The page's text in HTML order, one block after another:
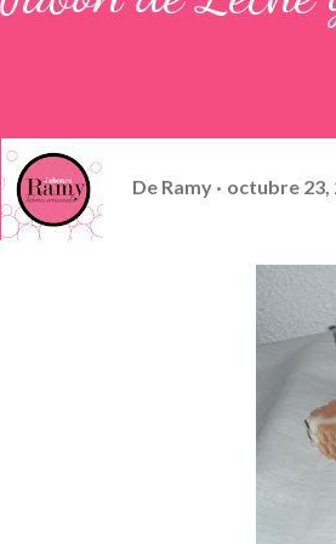
De Ramy octubre 23,